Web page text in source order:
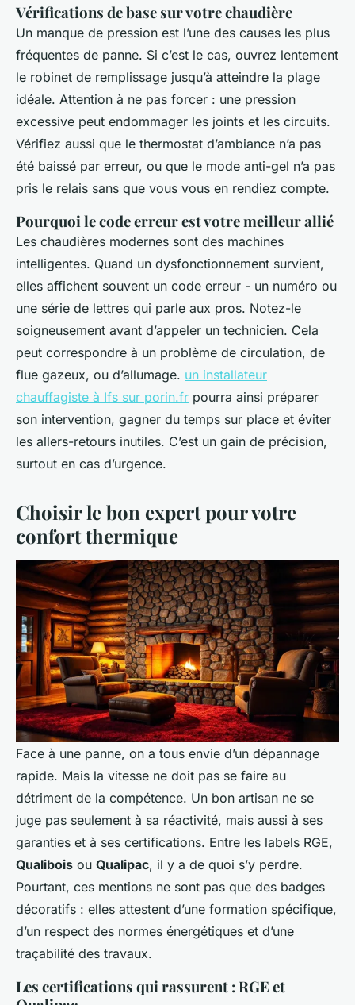
Vérifications de base sur votre chaudière
Un manque de pression est l’une des causes les plus
fréquentes de panne. Si c’est le cas, ouvrez lentement
le robinet de remplissage jusqu’à atteindre la plage
idéale. Attention à ne pas forcer : une pression
excessive peut endommager les joints et les circuits.
Vérifiez aussi que le thermostat d’ambiance n’a pas
été baissé par erreur, ou que le mode anti-gel n’a pas
pris le relais sans que vous vous en rendiez compte.
Pourquoi le code erreur est votre meilleur allié
Les chaudières modernes sont des machines
intelligentes. Quand un dysfonctionnement survient,
elles affichent souvent un code erreur - un numéro ou
une série de lettres qui parle aux pros. Notez-le
soigneusement avant d’appeler un technicien. Cela
peut correspondre à un problème de circulation, de
flue gazeux, ou d’allumage. un installateur
chauffagiste à Ifs sur porin.fr pourra ainsi préparer
son intervention, gagner du temps sur place et éviter
les allers-retours inutiles. C’est un gain de précision,
surtout en cas d’urgence.
Choisir le bon expert pour votre
confort thermique
Face à une panne, on a tous envie d’un dépannage
rapide. Mais la vitesse ne doit pas se faire au
détriment de la compétence. Un bon artisan ne se
juge pas seulement à sa réactivité, mais aussi à ses
garanties et à ses certifications. Entre les labels RGE,
Qualibois ou Qualipac, il y a de quoi s’y perdre.
Pourtant, ces mentions ne sont pas que des badges
décoratifs : elles attestent d’une formation spécifique,
d’un respect des normes énergétiques et d’une
traçabilité des travaux.
Les certifications qui rassurent : RGE et